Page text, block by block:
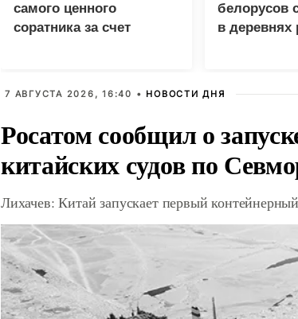
самого ценного
соратника за счет
белорусов
в деревнях
7 АВГУСТА 2026, 16:40 • НОВОСТИ ДНЯ
Росатом сообщил о
китайских судов по
Лихачев: Китай запускает первый